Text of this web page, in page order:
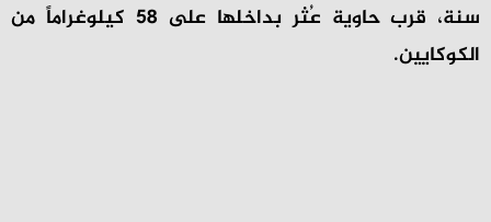
سنة، قرب حاوية عُثر بداخلها على 58 كيلوغراماً من
الكوكايين.